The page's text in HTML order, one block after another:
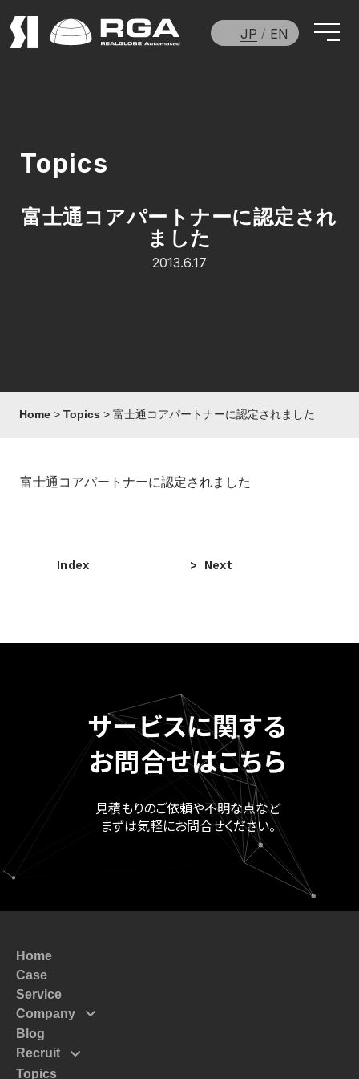
Topics
富士通コアパートナーに認定され
ました
2013.6.17
Home Topics 富士通コアパートナーに認定されました
富士通コアパートナーに認定されました
Index Next
サービスに関する
お問合せはこちら
見積もりのご依頼や不明な点など
まずは気軽にお問合せください。
Home
Case
Service
Company
Mission
Message
Blog
Recruit
Top Massege
Topics
JP EN